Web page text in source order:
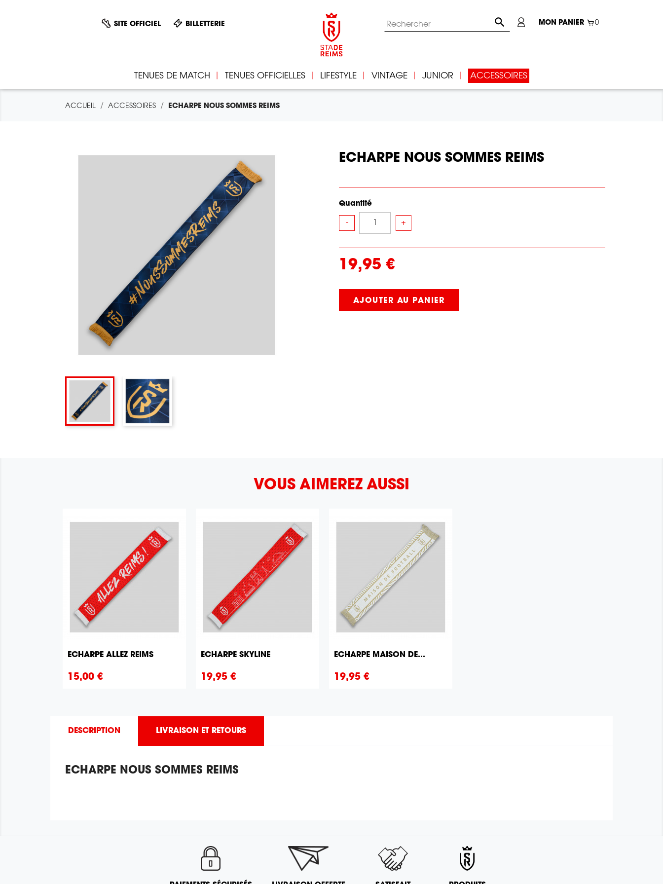
SITE OFFICIEL BILLETTERIE  MON PANIER 0
TENUES DE MATCH TENUES OFFICIELLES LIFESTYLE VINTAGE JUNIOR ACCESSOIRES
ACCUEIL ACCESSOIRES ECHARPE NOUS SOMMES REIMS
ECHARPE NOUS SOMMES REIMS
Quantité
- +
19,95 €
AJOUTER AU PANIER
VOUS AIMEREZ AUSSI
ECHARPE ALLEZ REIMS
Prix
15,00 €
Aperçu rapide ECHARPE SKYLINE
Prix
19,95 €
Aperçu rapide ECHARPE MAISON DE...
Prix
19,95 €
Aperçu rapide
DESCRIPTION LIVRAISON ET RETOURS
ECHARPE NOUS SOMMES REIMS